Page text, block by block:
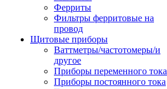
Ферриты
Фильтры ферритовые на
провод
Щитовые приборы
Ваттметры/частотомеры/и
другое
Приборы переменного тока
Приборы постоянного тока